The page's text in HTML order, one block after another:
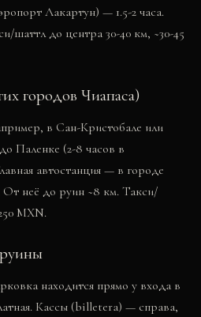
Лакартун) — 1.5-2 часа.
шаттл до центра 30-40 км, ~30-45
городов Чиапаса)
в Сан-Кристобале или
Паленке (2-8 часов в
автостанция — в городе
От неё до руин ~8 км. Такси/
MXN.
находится прямо у входа в
Кассы (billetera) — справа,